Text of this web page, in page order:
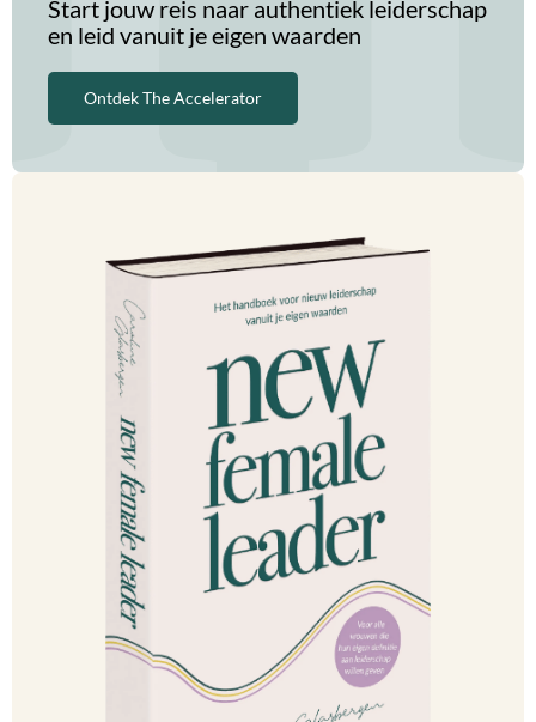
Start jouw reis naar authentiek leiderschap
en leid vanuit je eigen waarden
Ontdek The Accelerator